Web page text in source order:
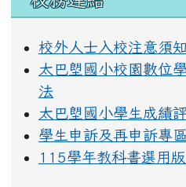
校外人士入校注意須知
太巴塱國小校園數位
法
太巴塱國小學生成績
學生申訴及再申訴專區
115學年教科書選用